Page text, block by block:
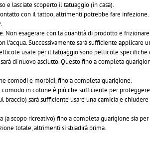
e lasciate scoperto il tatuaggio (in casa).
con il tattoo, altrimenti potrebbe fare infezione.
.
esagerare con la quantità di prodotto e
Successivamente sarà sufficiente applicare
usate per il tatuaggio sono pellicole specifiche
di nuovo asciutto. Questo fino a completa
comodi e morbidi, fino a completa guarigione.
in cotone è più che sufficiente per
sarà sufficiente usare una camicia e
(a scopo ricreativo) fino a completa guarigione sia
totale, altrimenti si sbiadirà prima.